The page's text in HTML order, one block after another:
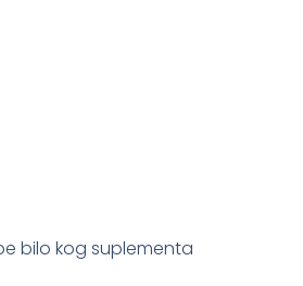
bilo kog suplementa